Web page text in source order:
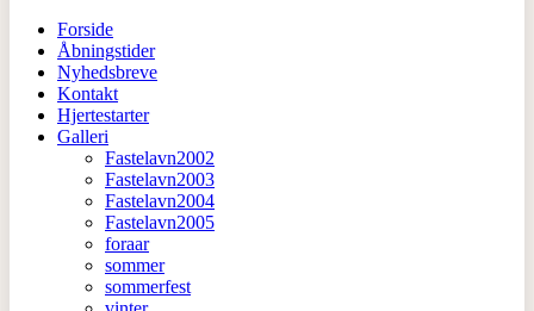
Forside
Åbningstider
Nyhedsbreve
Kontakt
Hjertestarter
Galleri
Fastelavn2002
Fastelavn2003
Fastelavn2004
Fastelavn2005
foraar
sommer
sommerfest